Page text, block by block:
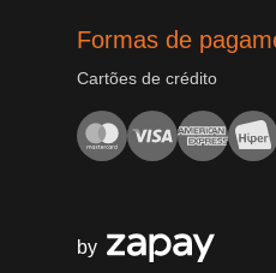
Formas de
Cartões de crédito
by